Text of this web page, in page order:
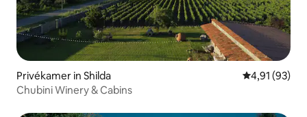
Privékamer in Shilda Gemiddelde
4,91 (93)
Chubini Winery & Cabins